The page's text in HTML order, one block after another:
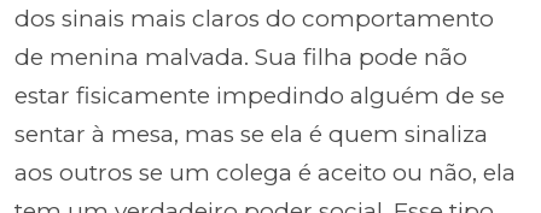
dos sinais mais claros do comportamento
de menina malvada. Sua filha pode não
estar fisicamente impedindo alguém de se
sentar à mesa, mas se ela é quem sinaliza
aos outros se um colega é aceito ou não, ela